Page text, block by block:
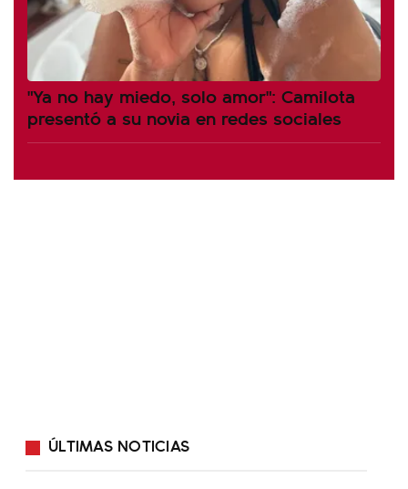
"Ya no hay miedo, solo amor": Camilota
presentó a su novia en redes sociales
ÚLTIMAS NOTICIAS